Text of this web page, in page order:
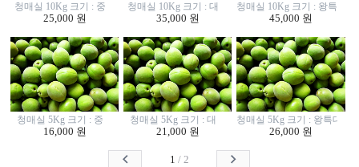
청매실 10Kg 크기 : 중
25,000 원
청매실 10Kg 크기 : 대
35,000 원
청매실 10Kg 크기 : 왕특대
45,000 원
청매실 5Kg 크기 : 중
16,000 원
청매실 5Kg 크기 : 대
21,000 원
청매실 5Kg 크기 : 왕특대
26,000 원
1 / 2